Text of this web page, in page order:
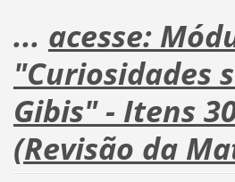
... acesse:
"Curiosidades
Gibis" - Itens
(Revisão da